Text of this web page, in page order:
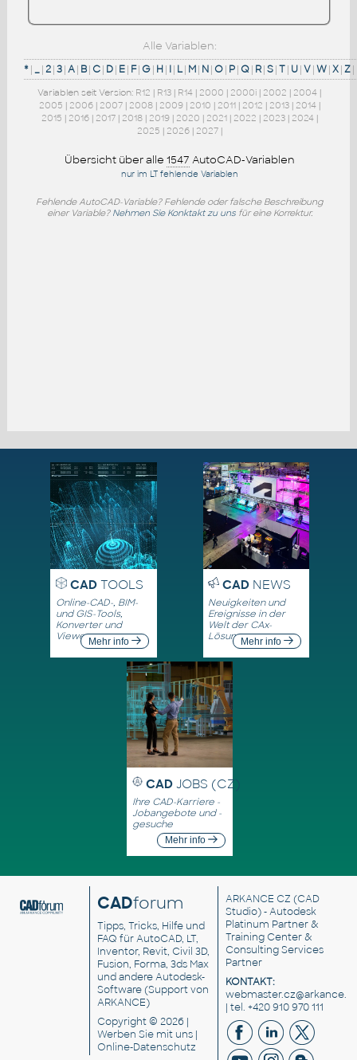
Alle Variablen:
*| _|2|3|A| B|C| D| E| F|G| H | I| L| M| N|O| P|Q| R|S|T| U|V|W|X|Z|
Variablen seit Version: R12 | R13 | R14 | 2000 | 2000i | 2002 | 2004 |
2005 | 2006| 2007| 2008| 2009| 2010 | 2011| 2012 | 2013| 2014|
2015 | 2016| 2017| 2018| 2019| 2020 | 2021| 2022 | 2023| 2024|
2025 | 2026| 2027|
Übersicht über alle 1547 AutoCAD-Variablen
nur im LT fehlende Variablen
Fehlende AutoCAD-Variable? Fehlende oder falsche Beschreibung
einer Variable? Nehmen Sie Konktakt zu unsfür eine Korrektur.
CADTOOLS
Online-CAD-, BIM-
und GIS-Tools,
Konverter und
ViewerMehr info
CADNEWS
Neuigkeiten und
Ereignisse in der
Welt der CAx-
LösungenMehr info
CAD JOBS (CZ)
Ihre CAD-Karriere -
Jobangebote und -
gesuche
Mehr info
CADforum
Tipps, Tricks, Hilfe und
FAQ für AutoCAD, LT,
Inventor, Revit, Civil 3D,
Fusion, Forma, 3ds Max
und andere Autodesk-
Software (Support von
ARKANCE)
Copyright © 2026 |
Werben Siemit uns |
Online-Datenschutz
ARKANCE CZ (CAD
Studio) - Autodesk
Platinum Partner &
Training Center &
Consulting Services
Partner
KONTAKT:
| tel. +420 910 970 111